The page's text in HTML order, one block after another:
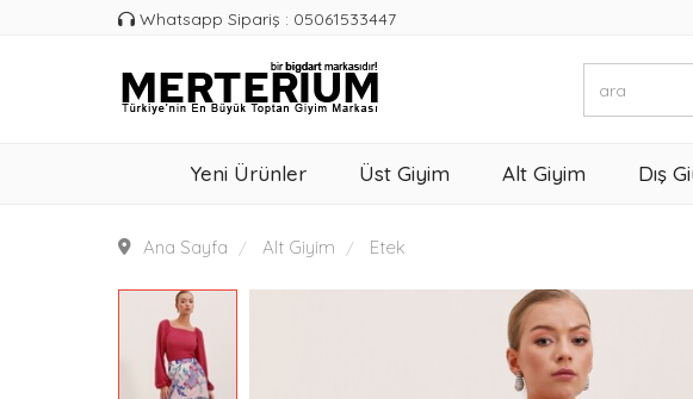
Whatsapp Sipariş : 05061533447
Yeni Ürünler Üst Giyim Alt Giyim Dış
Ana Sayfa Alt Giyim Etek